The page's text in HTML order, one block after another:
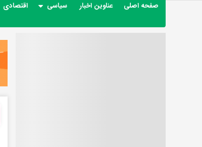
صفحه اصلی عناوین اخبار سیاسی اقتصادی